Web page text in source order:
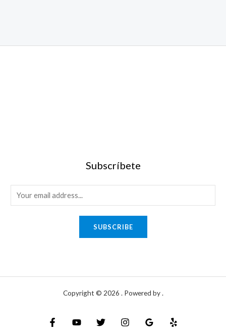
Subscríbete
SUBSCRIBE
Copyright © 2026 . Powered by .